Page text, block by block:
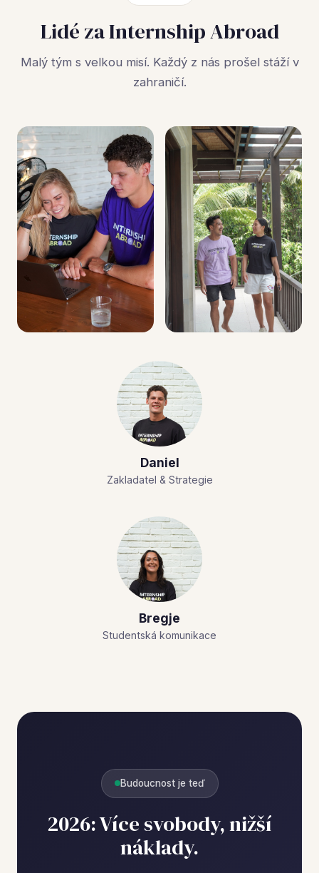
Lidé za Internship Abroad
Malý tým s velkou misí. Každý z nás prošel stáží v
zahraničí.
Daniel
Zakladatel & Strategie
Bregje
Studentská komunikace
Budoucnost je teď
2026: Více svobody, nižší
náklady.